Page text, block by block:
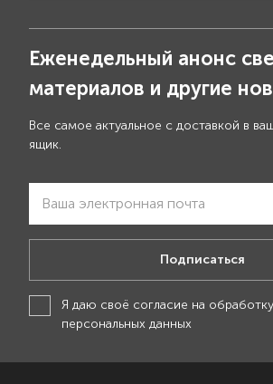
Еженедельный анонс
материалов и другие
Все самое актуальное с доставкой в
ящик.
Подписаться
Я даю своё согласие на
персональных данных